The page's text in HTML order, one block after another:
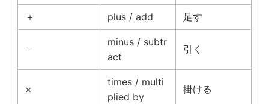
＋ plus / add 足す
－
minus / subtr
act
引く
×
times / multi
plied by
掛ける